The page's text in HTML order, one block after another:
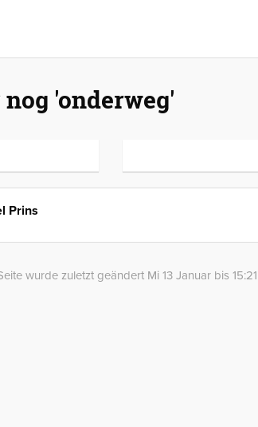
'onderweg'
Prins
wurde zuletzt geändert Mi 13 Januar bis 15:21